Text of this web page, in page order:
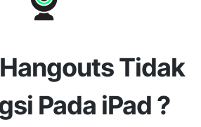
Tidak
Pada iPad ?